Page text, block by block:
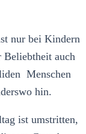
nur bei Kindern
Beliebtheit auch
Menschen
hin.
ist umstritten,